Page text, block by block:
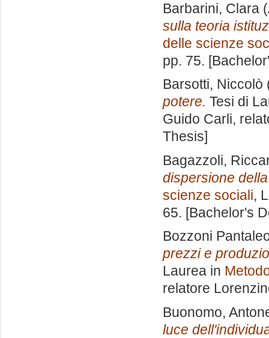
Barbarini, Clara
sulla teoria
delle scienze
pp. 75.
Barsotti, Niccolò
potere. Tesi di
Guido Carli,
Thesis]
Bagazzoli,
dispersione
scienze sociali,
65. [Bachelor's
Bozzoni
prezzi e
Laurea in
relatore
Buonomo,
luce